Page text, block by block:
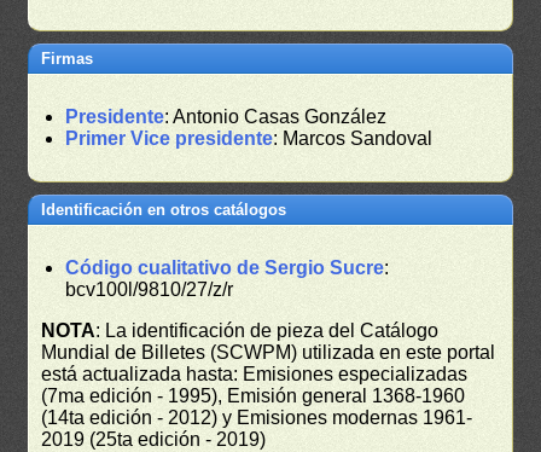
Firmas
Presidente: Antonio Casas González
Primer Vice presidente: Marcos Sandoval
Identificación en otros catálogos
Código cualitativo de Sergio Sucre:
bcv100l/9810/27/z/r
NOTA: La identificación de pieza del Catálogo
Mundial de Billetes (SCWPM) utilizada en este portal
está actualizada hasta: Emisiones especializadas
(7ma edición - 1995), Emisión general 1368-1960
(14ta edición - 2012) y Emisiones modernas 1961-
2019 (25ta edición - 2019)